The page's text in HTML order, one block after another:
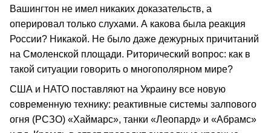
Вашингтон не имел никаких доказательств, а
оперировал только слухами. А какова была реакция
России? Никакой. Не было даже дежурных причитаний
на Смоленской площади. Риторический вопрос: как в
такой ситуации говорить о многополярном мире?
США и НАТО поставляют на Украину все новую
современную технику: реактивные системы залпового
огня (РСЗО) «Хаймарс», танки «Леопард» и «Абрамс»